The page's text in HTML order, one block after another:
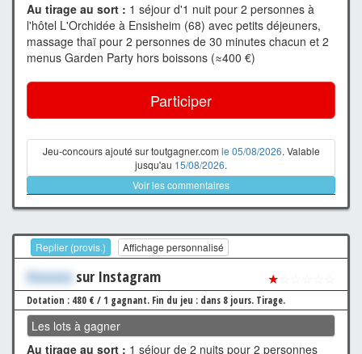
Au tirage au sort : 1 séjour d'1 nuit pour 2 personnes à
l'hôtel L'Orchidée à Ensisheim (68) avec petits déjeuners,
massage thaï pour 2 personnes de 30 minutes chacun et 2
menus Garden Party hors boissons (≈400 €)
Participer
Jeu-concours ajouté sur toutgagner.com le 05/08/2026. Valable
jusqu'au 15/08/2026.
Voir les commentaires
Replier (provis.) Affichage personnalisé
Xxxxxxx sur Instagram ★
Dotation : 480 € / 1 gagnant. Fin du jeu : dans 8 jours. Tirage.
Les lots à gagner
Au tirage au sort : 1 séjour de 2 nuits pour 2 personnes